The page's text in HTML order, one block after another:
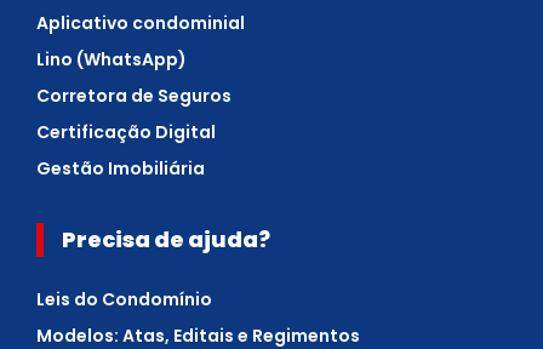
Aplicativo condominial
Lino (WhatsApp)
Corretora de Seguros
Certificação Digital
Gestão Imobiliária
Precisa de ajuda?
Leis do Condomínio
Modelos: Atas, Editais e Regimentos